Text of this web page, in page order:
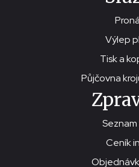
Výlep
Tisk a
Půjčovna
Ceník